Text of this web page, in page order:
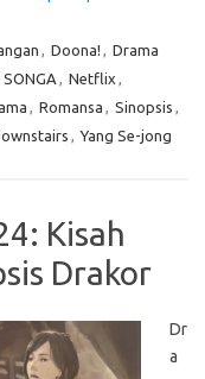
, Doona! , Drama
SONGA , Netflix ,
, Romansa , Sinopsis ,
, Yang Se-jong
Kisah
Drakor
Dr
a